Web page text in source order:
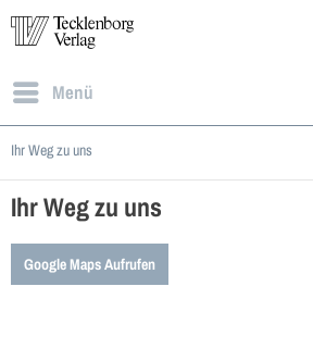
Menü
Ihr Weg zu uns
Ihr Weg zu uns
Google Maps Aufrufen